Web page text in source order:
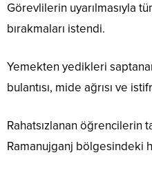
Görevlilerin uyarılmasıyla
bırakmaları istendi.
Yemekten yedikleri
bulantısı, mide ağrısı ve
Rahatsızlanan öğrencilerin
Ramanujganj bölgesindeki